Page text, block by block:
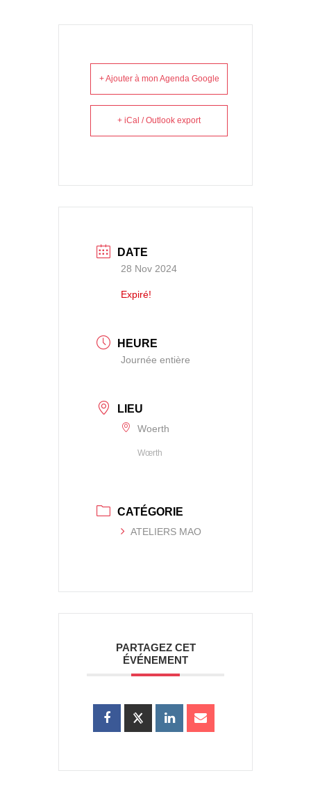
+ Ajouter à mon Agenda Google
+ iCal / Outlook export
DATE
28 Nov 2024
Expiré!
HEURE
Journée entière
LIEU
Woerth
Wœrth
CATÉGORIE
ATELIERS MAO
PARTAGEZ CET
ÉVÉNEMENT